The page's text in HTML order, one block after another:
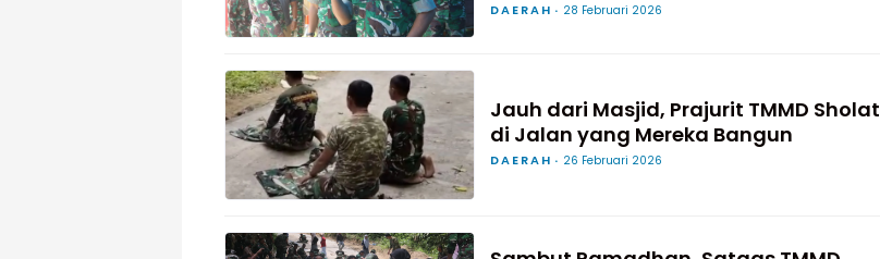
DAERAH 28 Februari 2026
Jauh dari Masjid, Prajurit TMMD Sholat
di Jalan yang Mereka Bangun
DAERAH 26 Februari 2026